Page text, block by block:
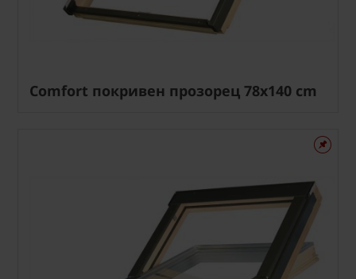
Comfort покривен прозорец 78x140 cm